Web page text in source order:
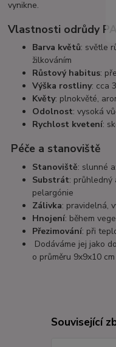
vynikne.
Vlastnosti odrůdy
Barva květů: světle
žilkováním
Růstový habitus:
Výška rostliny: cca
Květy: plnokvěté,
Odolnost: vysoká
Rychlost kvetení:
Péče a stanoviště
Stanoviště: slunné
Substrát: průhledný
pelargónie
Zálivka: pravidelná,
Hnojení: během
Přezimování: při
Dodáváme jej jako
o průměru 9x9x10 cm
Související